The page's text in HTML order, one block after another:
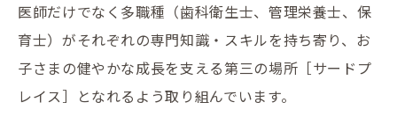
医師だけでなく多職種（歯科衛生士、管理栄養士、保
育士）がそれぞれの専門知識・スキルを持ち寄り、お
子さまの健やかな成長を支える第三の場所［サードプ
レイス］となれるよう取り組んでいます。